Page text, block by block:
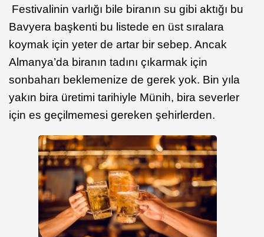
Festivalinin varlığı bile biranın su gibi aktığı bu
Bavyera başkenti bu listede en üst sıralara
koymak için yeter de artar bir sebep. Ancak
Almanya’da biranın tadını çıkarmak için
sonbaharı beklemenize de gerek yok. Bin yıla
yakın bira üretimi tarihiyle Münih, bira severler
için es geçilmemesi gereken şehirlerden.